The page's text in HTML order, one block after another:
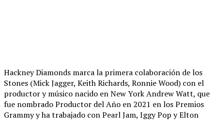
Hackney Diamonds marca la primera colaboración de los
Stones (Mick Jagger, Keith Richards, Ronnie Wood) con el
productor y músico nacido en New York Andrew Watt, que
fue nombrado Productor del Año en 2021 en los Premios
Grammy y ha trabajado con Pearl Jam, Iggy Pop y Elton